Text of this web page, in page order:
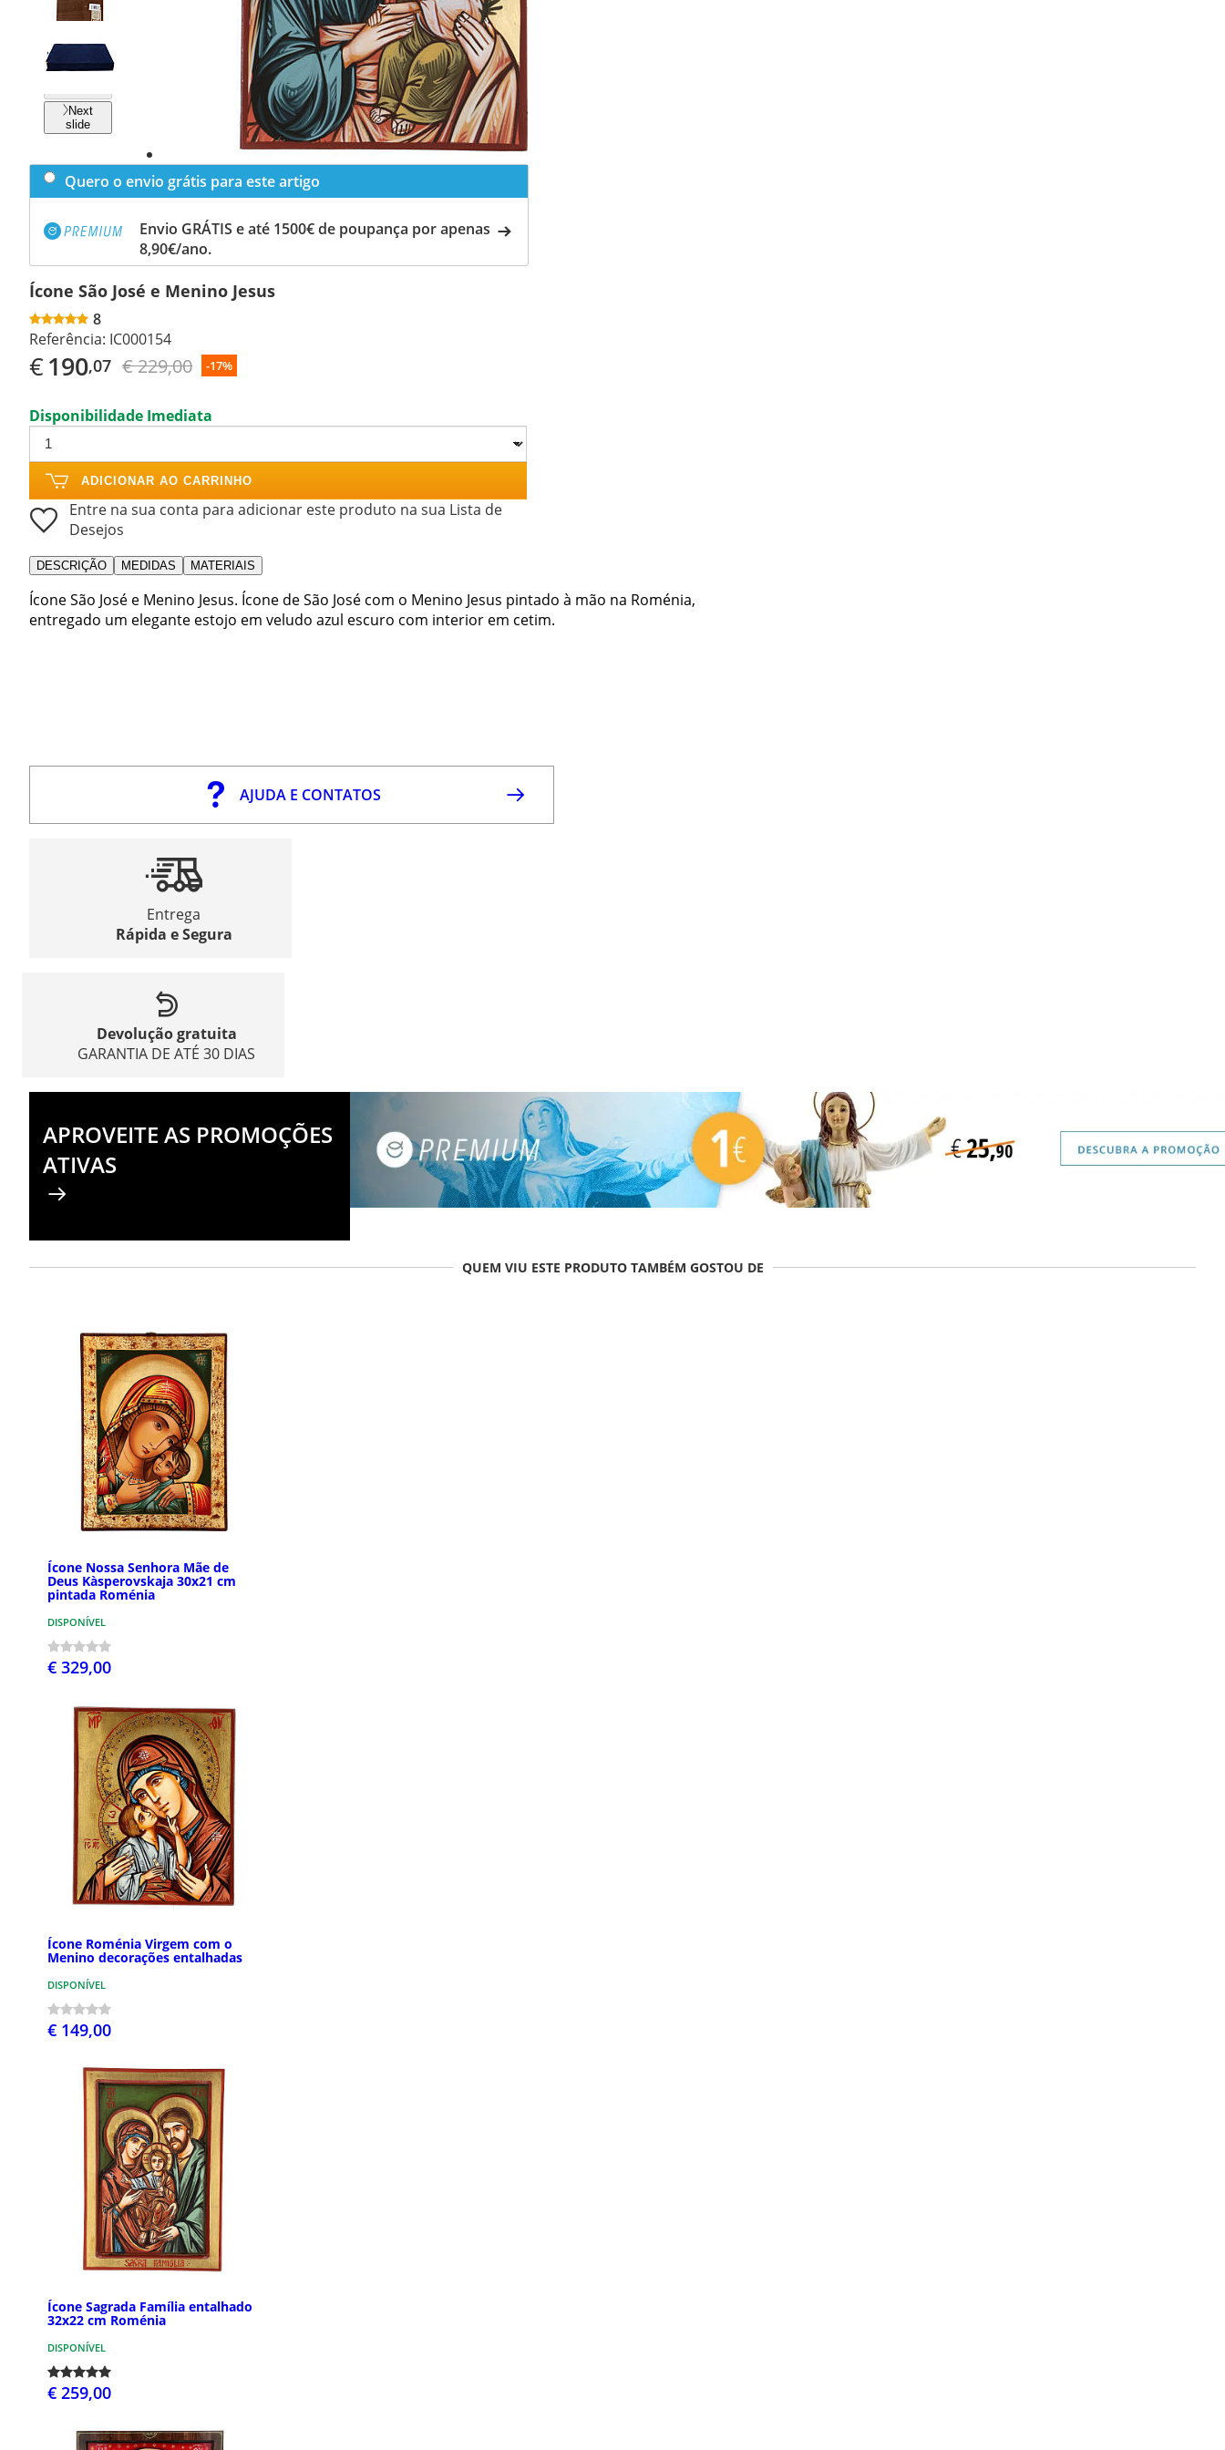
Next
slide
Quero o envio grátis para este artigo
Envio GRÁTIS e até 1500€ de poupança por apenas
8,90€/ano.
Ícone São José e Menino Jesus
8
Referência: IC000154
€190,07 € 229,00 -17%
Disponibilidade Imediata
ADICIONAR AO CARRINHO
Entre na sua conta para adicionar este produto na sua Lista de
Desejos
DESCRIÇÃO MEDIDAS MATERIAIS
Ícone São José e Menino Jesus. Ícone de São José com o Menino Jesus pintado à mão na Roménia,
entregado um elegante estojo em veludo azul escuro com interior em cetim.
AJUDA E CONTATOS
Entrega
Rápida e Segura
Devolução gratuita
GARANTIA DE ATÉ 30 DIAS
APROVEITE AS PROMOÇÕES
ATIVAS
QUEM VIU ESTE PRODUTO TAMBÉM GOSTOU DE
Ícone Nossa Senhora Mãe de
Deus Kàsperovskaja 30x21 cm
pintada Roménia
DISPONÍVEL
€ 329,00
Ícone Roménia Virgem com o
Menino decorações entalhadas
DISPONÍVEL
€ 149,00
Ícone Sagrada Família entalhado
32x22 cm Roménia
DISPONÍVEL
€ 259,00